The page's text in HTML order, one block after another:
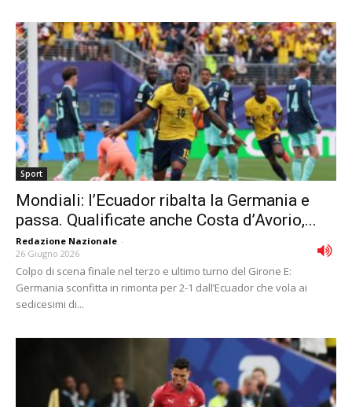
Sport
Mondiali: l’Ecuador ribalta la Germania e
passa. Qualificate anche Costa d’Avorio,...
Redazione Nazionale -
26 Giugno 2026
Colpo di scena finale nel terzo e ultimo turno del Girone E:
Germania sconfitta in rimonta per 2-1 dall’Ecuador che vola ai
sedicesimi di...